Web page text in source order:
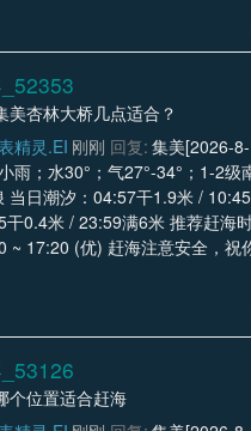
美杏林大桥几点适合？
精灵.EI 刚刚 回复: 集美[2026-
雨；水30°；气27°-34°；1-2级
当日潮汐：04:57干1.9米 /
干0.4米 / 23:59满6米 推荐赶海
~ 17:20 (优) 赶海注意安全，祝
个位置适合赶海